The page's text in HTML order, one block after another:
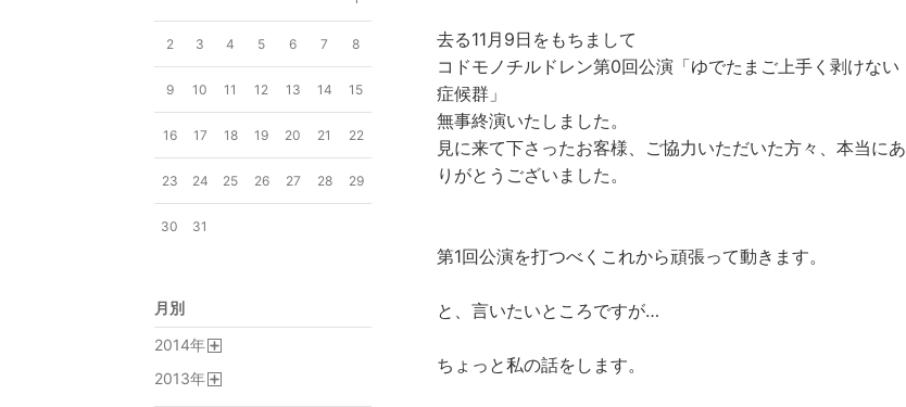
去る11月9日をもちまして
コドモノチルドレン第0回公演「ゆでたまご上手く剥けない
症候群」
無事終演いたしました。
見に来て下さったお客様、ご協力いただいた方々、本当にあ
りがとうございました。
第1回公演を打つべくこれから頑張って動きます。
と、言いたいところですが…
ちょっと私の話をします。
2 3 4 5 6 7 8
9 10 11 12 13 14 15
16 17 18 19 20 21 22
23 24 25 26 27 28 29
30 31
月別
2014年
2013年